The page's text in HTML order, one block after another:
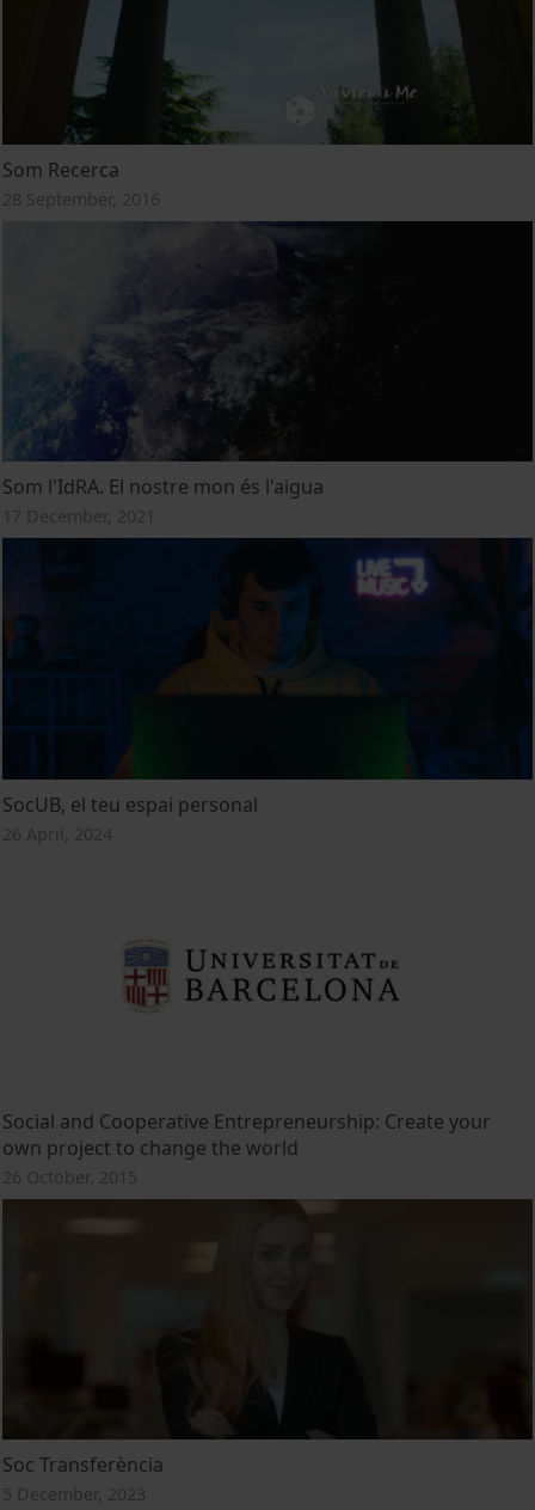
Som Recerca
28 September, 2016
Som l'IdRA. El nostre mon és l'aigua
17 December, 2021
SocUB, el teu espai personal
26 April, 2024
Social and Cooperative Entrepreneurship: Create your
own project to change the world
26 October, 2015
Soc Transferència
5 December, 2023